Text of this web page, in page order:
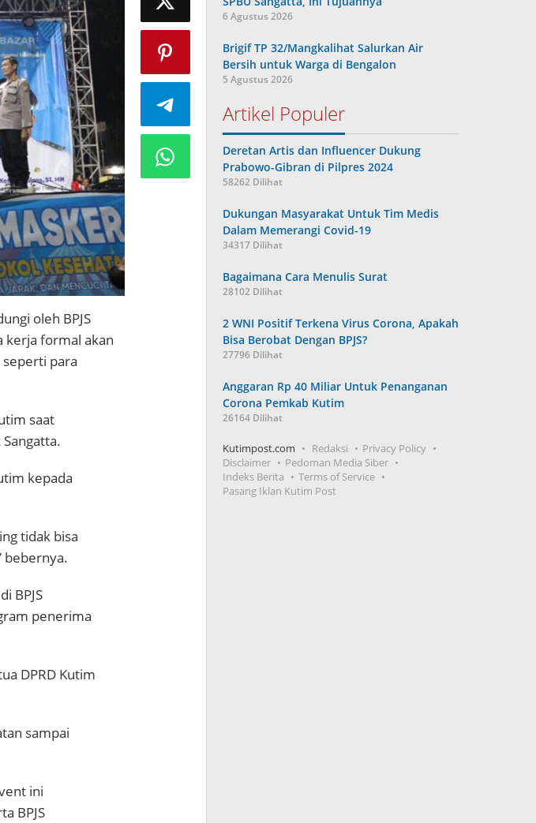
oleh BPJS
kerja formal akan
para
saat
kepada
tidak bisa
bebernya.
BPJS
penerima
DPRD Kutim
sampai
ini
BPJS
6 Agustus 2026
Brigif TP 32/Mangkalihat Salurkan Air
Bersih untuk Warga di Bengalon
5 Agustus 2026
Artikel Populer
Deretan Artis dan Influencer Dukung
Prabowo-Gibran di Pilpres 2024
58262 Dilihat
Dukungan Masyarakat Untuk Tim Medis
Dalam Memerangi Covid-19
34317 Dilihat
Bagaimana Cara Menulis Surat
28102 Dilihat
2 WNI Positif Terkena Virus Corona, Apakah
Bisa Berobat Dengan BPJS?
27796 Dilihat
Anggaran Rp 40 Miliar Untuk Penanganan
Corona Pemkab Kutim
26164 Dilihat
Kutimpost.com Redaksi
Privacy Policy
Disclaimer
Pedoman Media Siber
Indeks Berita
Terms of Service
Pasang Iklan Kutim Post